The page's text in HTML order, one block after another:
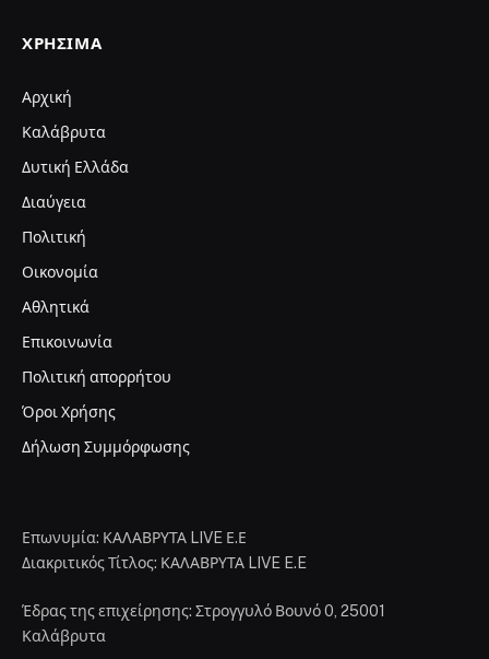
ΧΡΉΣΙΜΑ
Αρχική
Καλάβρυτα
Δυτική Ελλάδα
Διαύγεια
Πολιτική
Οικονομία
Αθλητικά
Επικοινωνία
Πολιτική απορρήτου
Όροι Χρήσης
Δήλωση Συμμόρφωσης
Επωνυμία: ΚΑΛΑΒΡΥΤΑ LIVE Ε.Ε
Διακριτικός Τίτλος: ΚΑΛΑΒΡΥΤΑ LIVE E.E
Έδρας της επιχείρησης: Στρογγυλό Βουνό 0, 25001
Καλάβρυτα